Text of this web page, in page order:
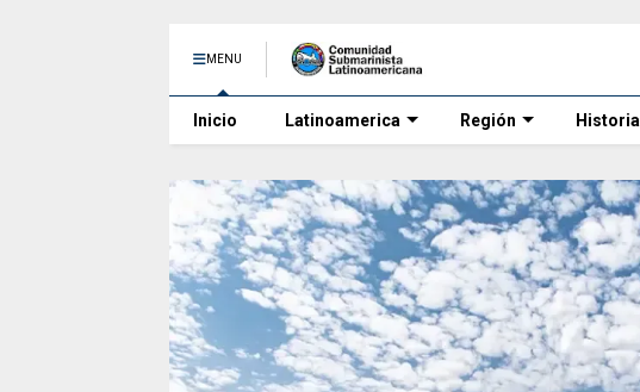
MENU
Inicio Latinoamerica Región Historia